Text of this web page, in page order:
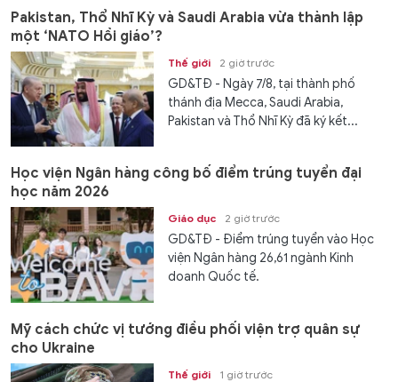
Pakistan, Thổ Nhĩ Kỳ và Saudi Arabia vừa thành lập
một ‘NATO Hồi giáo’?
Thế giới 2 giờ trước
GD&TĐ - Ngày 7/8, tại thành phố
thánh địa Mecca, Saudi Arabia,
Pakistan và Thổ Nhĩ Kỳ đã ký kết...
Học viện Ngân hàng công bố điểm trúng tuyển đại
học năm 2026
Giáo dục 2 giờ trước
GD&TĐ - Điểm trúng tuyển vào Học
viện Ngân hàng 26,61 ngành Kinh
doanh Quốc tế.
Mỹ cách chức vị tướng điều phối viện trợ quân sự
cho Ukraine
Thế giới 1 giờ trước